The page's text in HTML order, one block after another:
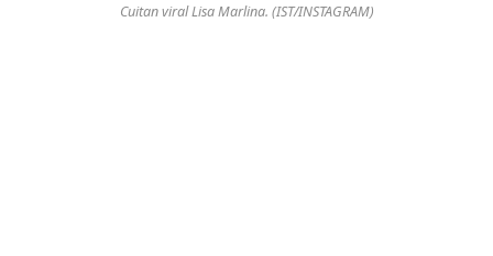
Cuitan viral Lisa Marlina. (IST/INSTAGRAM)